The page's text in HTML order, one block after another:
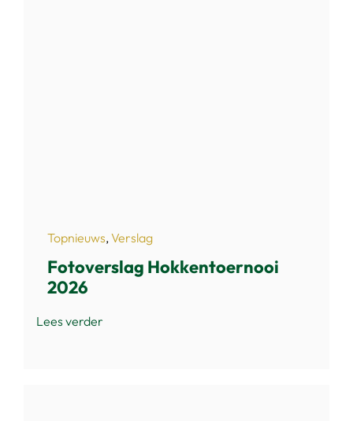
Topnieuws,Verslag
Fotoverslag Hokkentoernooi
2026
Lees verder